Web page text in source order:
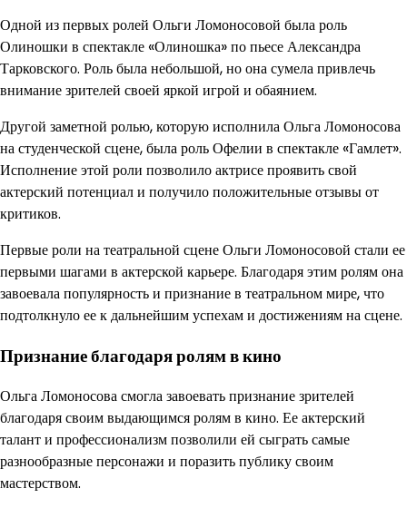
Одной из первых ролей Ольги Ломоносовой была роль
Олиношки в спектакле «Олиношка» по пьесе Александра
Тарковского. Роль была небольшой, но она сумела привлечь
внимание зрителей своей яркой игрой и обаянием.
Другой заметной ролью, которую исполнила Ольга Ломоносова
на студенческой сцене, была роль Офелии в спектакле «Гамлет».
Исполнение этой роли позволило актрисе проявить свой
актерский потенциал и получило положительные отзывы от
критиков.
Первые роли на театральной сцене Ольги Ломоносовой стали ее
первыми шагами в актерской карьере. Благодаря этим ролям она
завоевала популярность и признание в театральном мире, что
подтолкнуло ее к дальнейшим успехам и достижениям на сцене.
Признание благодаря ролям в кино
Ольга Ломоносова смогла завоевать признание зрителей
благодаря своим выдающимся ролям в кино. Ее актерский
талант и профессионализм позволили ей сыграть самые
разнообразные персонажи и поразить публику своим
мастерством.